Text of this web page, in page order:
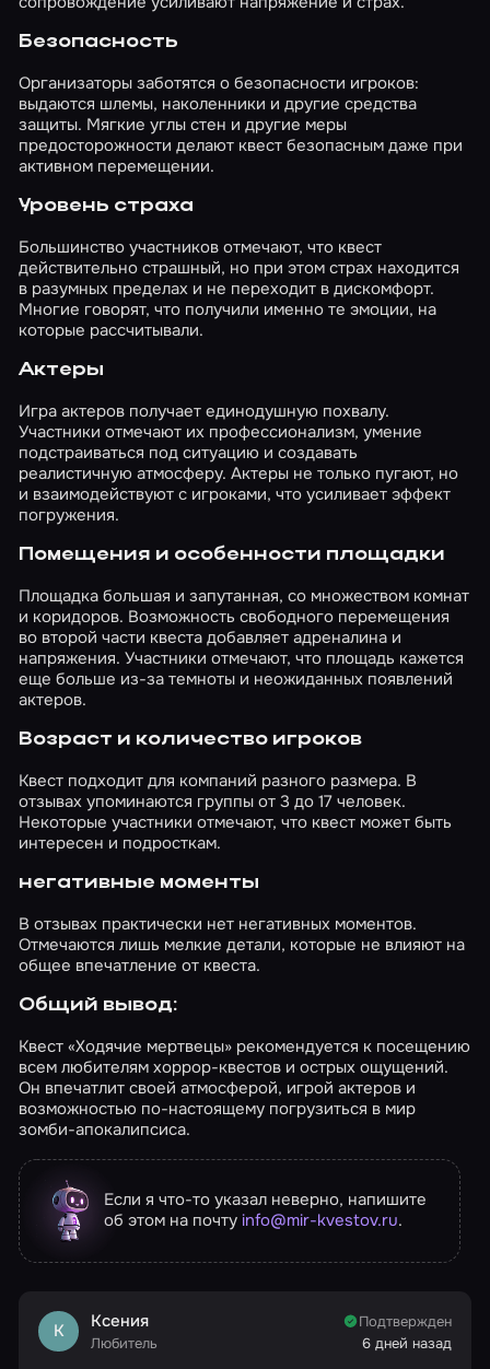
необходимости они легко догоняли и
персонажа предстала девушка, которая
Выглядела она именно так, как должна
выглядеть девчонка, выживающая в мире
постапокалипсиса: свободная одежда,
неформальное общение, грубоватые манеры.
Этот герой рассказывал правила, помогал
темы и погружал в атмосферу. Также проект
это как раз тот самый момент, когда каждый
игрок волен управлять своим игровым
процессом, регулируя количество
получаемого физического воздействия.
Игровая зона представляла собой
американский полицейский участок
постапокалиптической эпохи. Особенно
размеры помещений. В главном зале стоял
внушительный рабочий стол, уставленный
всем необходимым для бумажной работы,
расположено сразу несколько камер для
содержания подозреваемых, а завершала
картину внушительная статуя Фемиды ручной
работы. Мы побывали в комнате для
допросов, технических зонах с паутиной из
проводов, кабинете судмедэксперта, на
складе. В помещениях было огромное
количество деталей, создающих атмосферу.
Нельзя не отметить наличие экшн-перехода,
в момент которого мы буквально забирались
на высоту. Здесь мы искали не только ключи,
фирменных монет в конце игры и вовсе
принесло определенные бонусы. Также во
время квеста мы много думали. Прикидывали
тактики, пути отхода. Слушали каждый звук и
принимали решение, куда идти, чтобы не
столкнуться с зомби. Отвлекали зло, если не
было других вариантов. Это был либо бросок
специально сконструированной банки-
Работала и тактика, когда кто-то один
отвлекал, принимая удар на себя, а
остальные занимались поиском. За
перемещений отвечали наколенники и
проект, который подходит как раз для
поклонников всего, что гордо именуется
словом «экшн». Для тех, кто хочет
посоревноваться с игрой и победить ее.
Данный квест – это весьма интересное
еще и фанатам сериала, а также всем
неравнодушным к ожившим мертвецам. Дата
создания обзора: 19 ноября 2024 года
Безопасность
Организаторы заботятся о безопасности игроков:
выдаются шлемы, наколенники и другие средства
защиты. Мягкие углы стен и другие меры
предосторожности делают квест безопасным даже при
активном перемещении.
Уровень страха
Большинство участников отмечают, что квест
действительно страшный, но при этом страх находится
в разумных пределах и не переходит в дискомфорт.
Многие говорят, что получили именно те эмоции, на
которые рассчитывали.
Актеры
Игра актеров получает единодушную похвалу.
Участники отмечают их профессионализм, умение
подстраиваться под ситуацию и создавать
реалистичную атмосферу. Актеры не только пугают, но
и взаимодействуют с игроками, что усиливает эффект
погружения.
Помещения и особенности площадки
Площадка большая и запутанная, со множеством комнат
и коридоров. Возможность свободного перемещения
во второй части квеста добавляет адреналина и
напряжения. Участники отмечают, что площадь кажется
еще больше из-за темноты и неожиданных появлений
актеров.
Возраст и количество игроков
Квест подходит для компаний разного размера. В
отзывах упоминаются группы от 3 до 17 человек.
Некоторые участники отмечают, что квест может быть
интересен и подросткам.
негативные моменты
В отзывах практически нет негативных моментов.
Отмечаются лишь мелкие детали, которые не влияют на
общее впечатление от квеста.
Общий вывод:
Квест «Ходячие мертвецы» рекомендуется к посещению
всем любителям хоррор-квестов и острых ощущений.
Он впечатлит своей атмосферой, игрой актеров и
возможностью по-настоящему погрузиться в мир
зомби-апокалипсиса.
Если я что-то указал неверно, напишите
об этом на почту info@mir-kvestov.ru.
К Ксения
Любитель
Подтвержден
6 дней назад